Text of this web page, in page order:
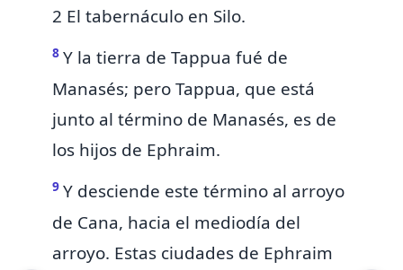
2 El tabernáculo en Silo.
8 Y la tierra de Tappua fué de
Manasés; pero Tappua, que está
junto al término de Manasés, es de
los hijos de Ephraim.
9 Y desciende este término al arroyo
de Cana, hacia el mediodía del
arroyo. Estas ciudades de Ephraim